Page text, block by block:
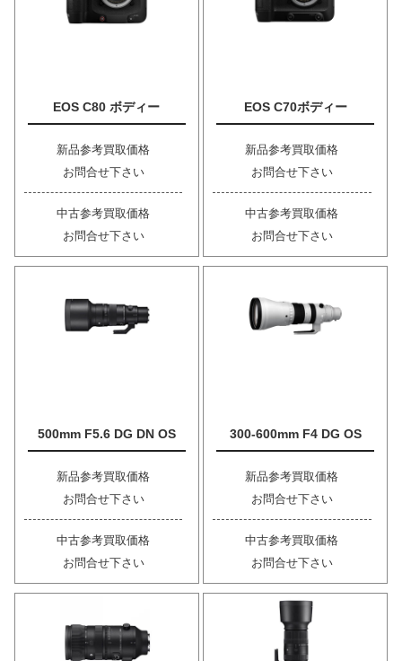
EOS C80 ボディー
新品参考買取価格
お問合せ下さい
中古参考買取価格
お問合せ下さい
EOS C70ボディー
新品参考買取価格
お問合せ下さい
中古参考買取価格
お問合せ下さい
500mm F5.6 DG DN OS
新品参考買取価格
お問合せ下さい
中古参考買取価格
お問合せ下さい
300-600mm F4 DG OS
新品参考買取価格
お問合せ下さい
中古参考買取価格
お問合せ下さい